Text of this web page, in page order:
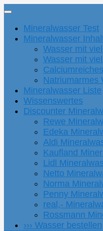
Mineralwasser Test
Mineralwasser
Wasser mit
Wasser mit
Natriumarmes
Mineralwasser Liste
Wissenswertes
Discounter
Rewe
Edeka
Aldi
Kaufland
Lidl
Netto
Norma
Penny
real,-
Rossmann
››› Wasser bestellen